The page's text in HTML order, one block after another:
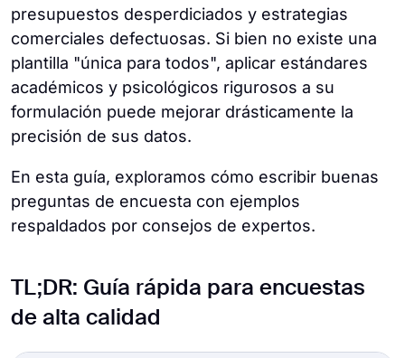
presupuestos desperdiciados y estrategias
comerciales defectuosas. Si bien no existe una
plantilla "única para todos", aplicar estándares
académicos y psicológicos rigurosos a su
formulación puede mejorar drásticamente la
precisión de sus datos.
En esta guía, exploramos cómo escribir buenas
preguntas de encuesta con ejemplos
respaldados por consejos de expertos.
TL;DR: Guía rápida para encuestas
de alta calidad